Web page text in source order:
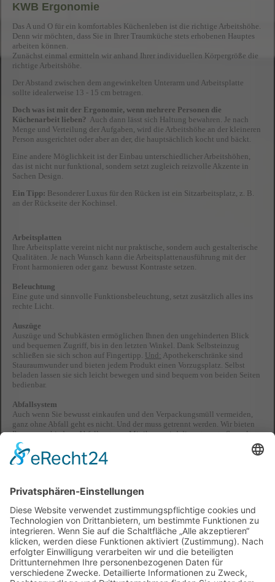
KWB Ergonomie
Das A und O für ein komfortables Küchenleben ist die richtige Arbeitshöhe.
Denn wir möchten, dass Sie in Ihrer Traumküche stets erhobenen Hauptes
arbeiten können.
Zunächst einmal ermitteln wir anhand Ihrer individuellen Körpergröße die
richtige Arbeitshöhe.
Der Abstand zwischen dem angewinkelten Unterarm und Arbeitsplatte
sollte idealerweise 13 - 15 cm betragen.
Doch was ist mit der Ergonomie, wenn mehrere Personen die
Küchenarbeit lieben? Auch dann lässt sich Haltung bewahren. Je nach
Menge und Verteilung der Aufgaben, wird die Arbeitshöhe an der kleineren
Person ausgerichtet oder aber an der, die hauptsächlich kocht und bäckt.
Eine andere Möglichkeit ist der Einbau unterschiedlicher Arbeitshöhen,
das ist nicht nur funktional, sondern setzt zugleich reizvolle Akzente in
Sachen Design.
Ein Tipp: Besonderer Luxus für den Rücken ist ein Sitzarbeitsplatz, z. B.
an der Rückseite der Kochinsel.
Arbeitsplatten
Ihre Arbeitsplatte vereint nicht nur praktische, sondern auch gestalterische
Qualitäten. Je nach Wunsch kann die Arbeitsplattenausführung mit der
Front harmonieren oder ganz bewusst Kontraste setzen.
Beleuchtung
Eine gute und sinnvolle Funktionsbeleuchtung, setzt zusätzlich alles ins
rechte Licht.
Auszüge
Auszüge und Schubkästen ermöglichen Ihnen den ungehinderten Blick
und bequemen Zugriff, bis in den letzten Winkel. Dank Selbsteinzug
schließen sie sich schon auf Fingertipp. Und: Apothekerschränke sind
Stauraumwunder und bieten jedem Produkt einen Vorzugsplatz. Selbst
beladen lassen sie sich leicht bewegen und sind bequem von beiden Seiten
bedienbar.
Abfallsystem
Auch wenn Sie bewusst einkaufen und den Verpackungsmüll vermeiden,
ganz ohne Abfall geht es nicht. Und der muss getrennt werden. Wir bieten
Ihnen verschiedene Abfallsysteme. Mit ihnen wird die getrennte Sammlung
Ihres Hausmülls zu einer einfachen und sauberen Sache.
Geräte
Geschirrspüler, Backofen und Dampfgarer können problemlos in bequemer
Spüle und Armaturen
Ein Großteil Ihrer Küchenarbeit findet an der Spüle statt: beim Vorbereiten,
Waschen und klar, auch beim Spülen. Die sorgfältige Planung dieses
Bereiches ist ebenso wichtig und bestimmt den Grad Ihrer
Arbeitserleichterung.